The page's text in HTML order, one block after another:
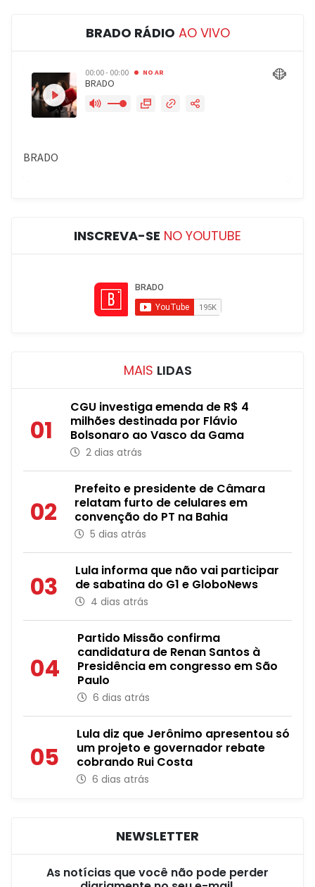
BRADO RÁDIO AO VIVO
INSCREVA-SE NO YOUTUBE
MAIS LIDAS
01
CGU investiga emenda de R$ 4
milhões destinada por Flávio
Bolsonaro ao Vasco da Gama
2 dias atrás
02
Prefeito e presidente de Câmara
relatam furto de celulares em
convenção do PT na Bahia
5 dias atrás
03
Lula informa que não vai participar
de sabatina do G1 e GloboNews
4 dias atrás
04
Partido Missão confirma
candidatura de Renan Santos à
Presidência em congresso em São
Paulo
6 dias atrás
05
Lula diz que Jerônimo apresentou só
um projeto e governador rebate
cobrando Rui Costa
6 dias atrás
NEWSLETTER
As notícias que você não pode perder